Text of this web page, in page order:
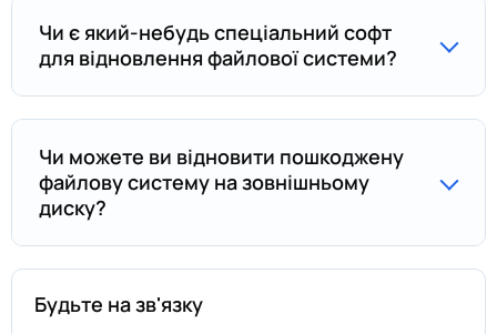
Чи є який-небудь спеціальний софт
для відновлення файлової системи?
Чи можете ви відновити пошкоджену
файлову систему на зовнішньому
диску?
Будьте на зв'язку